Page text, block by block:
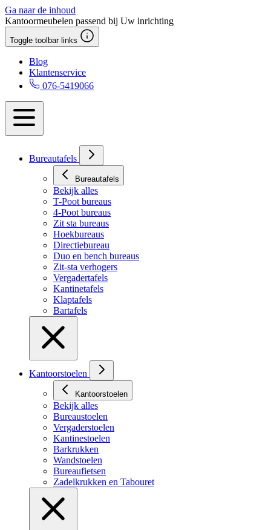
Ga naar de inhoud
Kantoormeubelen passend bij Uw inrichting
Toggle toolbar links
Blog
Klantenservice
076-5419066
Bureautafels
Bureautafels
Bekijk alles
T-Poot bureaus
4-Poot bureaus
Zit sta bureaus
Hoekbureaus
Directiebureau
Duo en bench bureaus
Zit-sta verhogers
Vergadertafels
Kantinetafels
Klaptafels
Bartafels
Kantoorstoelen
Kantoorstoelen
Bekijk alles
Bureaustoelen
Vergaderstoelen
Kantinestoelen
Barkrukken
Wandstoelen
Bureaufietsen
Zadelkrukken en Tabouret